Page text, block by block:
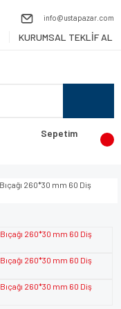
info@ustapazar.com
KURUMSAL TEKLİF AL
Sepetim